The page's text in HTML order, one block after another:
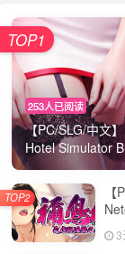
253人已阅读
【PC/SLG/中文
Hotel Simulator
TOP1
方3
TOP2